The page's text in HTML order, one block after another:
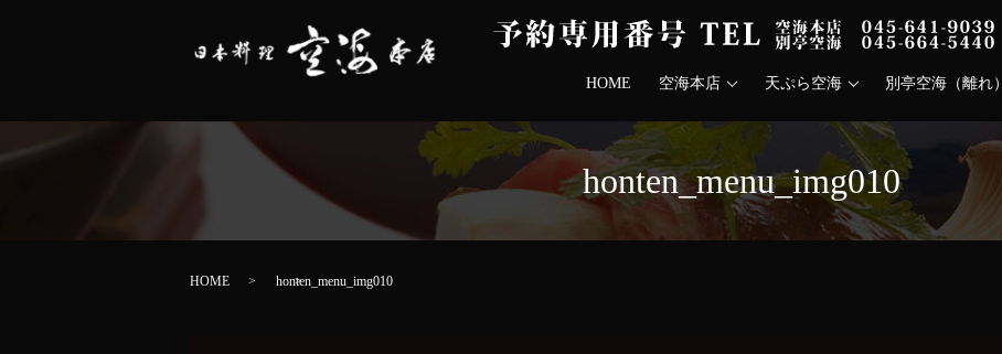
HOME 空海本店 天ぷら空海 別亭空海（離れ）
honten_menu_img010
HOME honten_menu_img010